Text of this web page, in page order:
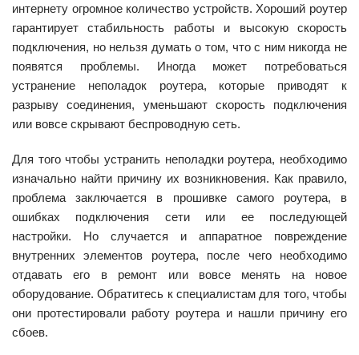
интернету огромное количество устройств. Хороший роутер
гарантирует стабильность работы и высокую скорость
подключения, но нельзя думать о том, что с ним никогда не
появятся проблемы. Иногда может потребоваться
устранение неполадок роутера, которые приводят к
разрыву соединения, уменьшают скорость подключения
или вовсе скрывают беспроводную сеть.
Для того чтобы устранить неполадки роутера, необходимо
изначально найти причину их возникновения. Как правило,
проблема заключается в прошивке самого роутера, в
ошибках подключения сети или ее последующей
настройки. Но случается и аппаратное повреждение
внутренних элементов роутера, после чего необходимо
отдавать его в ремонт или вовсе менять на новое
оборудование. Обратитесь к специалистам для того, чтобы
они протестировали работу роутера и нашли причину его
сбоев.